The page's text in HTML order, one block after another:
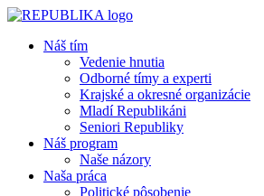
Náš tím
Vedenie hnutia
Odborné tímy a experti
Krajské a okresné organizácie
Mladí Republikáni
Seniori Republiky
Náš program
Naše názory
Naša práca
Politické pôsobenie